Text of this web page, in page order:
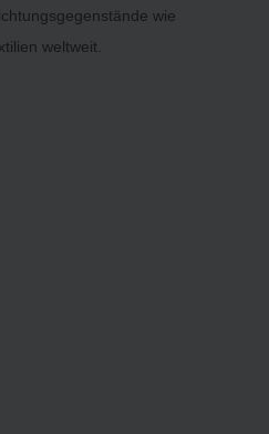
wie
weltweit.